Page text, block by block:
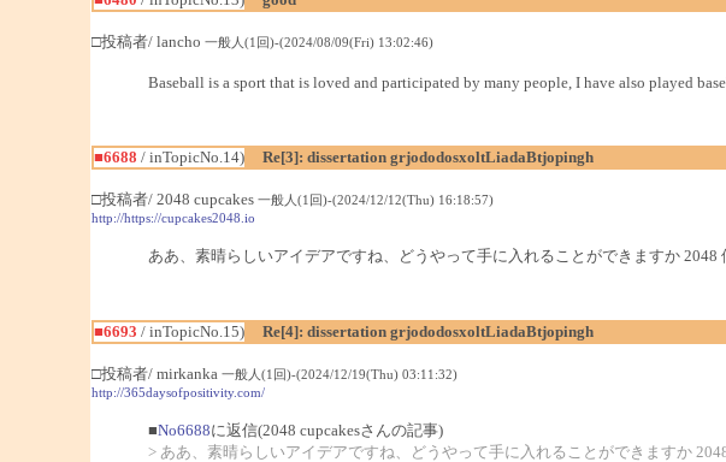
□投稿者/ lancho 一般人(1回)-(2024/08/09(Fri) 13:02:46)
Baseball is a sport that is loved and participated by many people, I have also played
■6688 / inTopicNo.14)
Re[3]: dissertation grjododosxoltLiadaBtjopingh
□投稿者/ 2048 cupcakes 一般人(1回)-(2024/12/12(Thu) 16:18:57)
http://https://cupcakes2048.io
ああ、素晴らしいアイデアですね、どうやって手に入れることができますか
■6693 / inTopicNo.15)
Re[4]: dissertation grjododosxoltLiadaBtjopingh
□投稿者/ mirkanka 一般人(1回)-(2024/12/19(Thu) 03:11:32)
http://365daysofpositivity.com/
■No6688に返信(2048 cupcakesさんの記事)
> ああ、素晴らしいアイデアですね、どうやって手に入れることができますか